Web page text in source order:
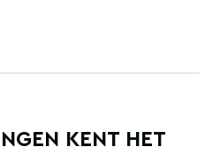
KENT HET